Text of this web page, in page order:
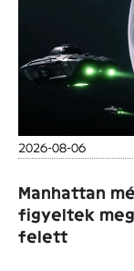
2026-08-06
Manhattan
figyeltek
felett